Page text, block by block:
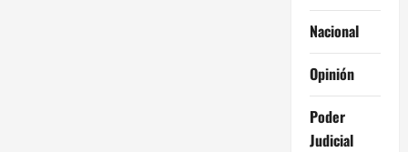
Nacional
Opinión
Poder
Judicial